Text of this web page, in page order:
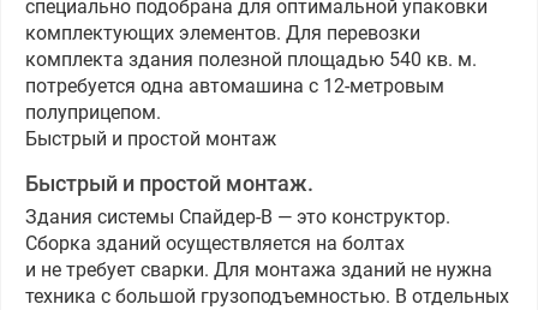
специально подобрана для оптимальной упаковки
комплектующих элементов. Для перевозки
комплекта здания полезной площадью 540 кв. м.
потребуется одна автомашина с 12-метровым
полуприцепом.
Быстрый и простой монтаж
Быстрый и простой монтаж.
Здания системы Спайдер-В — это конструктор.
Сборка зданий осуществляется на болтах
и не требует сварки. Для монтажа зданий не нужна
техника с большой грузоподъемностью. В отдельных